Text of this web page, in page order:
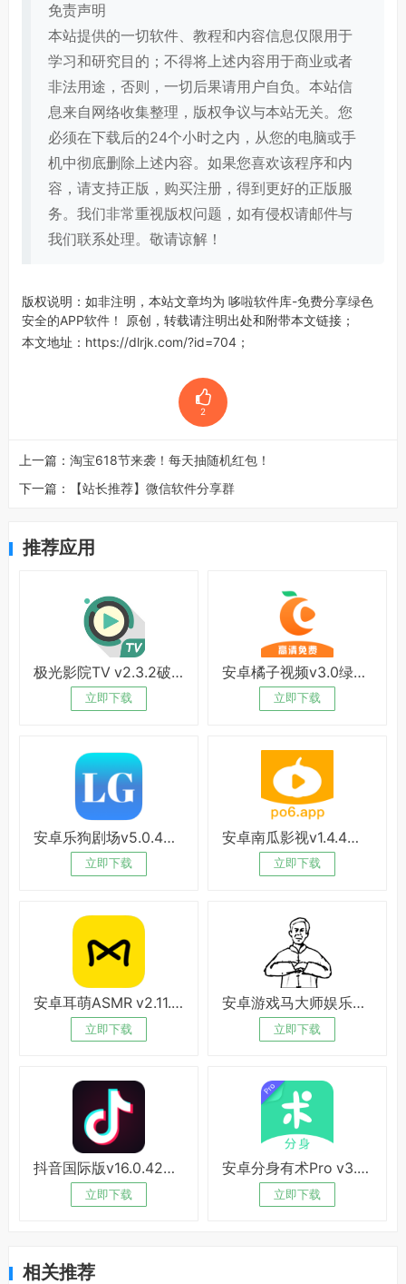
免责声明
本站提供的一切软件、教程和内容信息仅限用于
学习和研究目的；不得将上述内容用于商业或者
非法用途，否则，一切后果请用户自负。本站信
息来自网络收集整理，版权争议与本站无关。您
必须在下载后的24个小时之内，从您的电脑或手
机中彻底删除上述内容。如果您喜欢该程序和内
容，请支持正版，购买注册，得到更好的正版服
务。我们非常重视版权问题，如有侵权请邮件与
我们联系处理。敬请谅解！
版权说明：如非注明，本站文章均为哆啦软件库-免费分享绿色
安全的APP软件！
原创，转载请注明出处和附带本文链接；
本文地址： https://dlrjk.com/?id=704 ；
2
上一篇： 淘宝618节来袭！每天抽随机红包！
下一篇：
【站长推荐】微信软件分享群
推荐应用
极光影院TV v2.3.2破解版
立即下载
安卓橘子视频v3.0绿化版
立即下载
安卓乐狗剧场v5.0.4绿化版
立即下载
安卓南瓜影视v1.4.4破解版
立即下载
安卓耳萌ASMR v2.11.8绿化版
立即下载
安卓游戏马大师娱乐解压
立即下载
抖音国际版v16.0.42绿化版
立即下载
安卓分身有术Pro v3.54破解版
立即下载
相关推荐